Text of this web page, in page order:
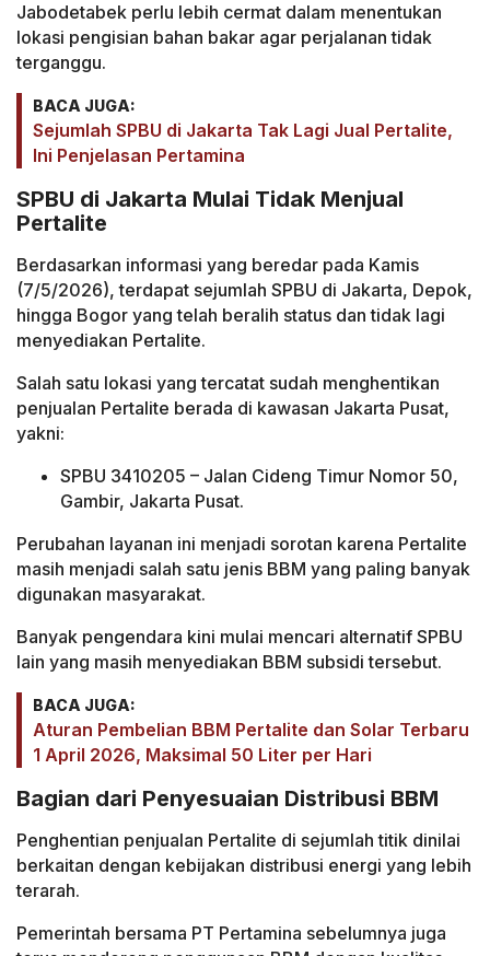
Jabodetabek perlu lebih cermat dalam menentukan
lokasi pengisian bahan bakar agar perjalanan tidak
terganggu.
BACA JUGA:
Sejumlah SPBU di Jakarta Tak Lagi Jual Pertalite,
Ini Penjelasan Pertamina
SPBU di Jakarta Mulai Tidak Menjual
Pertalite
Berdasarkan informasi yang beredar pada Kamis
(7/5/2026), terdapat sejumlah SPBU di Jakarta, Depok,
hingga Bogor yang telah beralih status dan tidak lagi
menyediakan Pertalite.
Salah satu lokasi yang tercatat sudah menghentikan
penjualan Pertalite berada di kawasan Jakarta Pusat,
yakni:
SPBU 3410205 – Jalan Cideng Timur Nomor 50,
Gambir, Jakarta Pusat.
Perubahan layanan ini menjadi sorotan karena Pertalite
masih menjadi salah satu jenis BBM yang paling banyak
digunakan masyarakat.
Banyak pengendara kini mulai mencari alternatif SPBU
lain yang masih menyediakan BBM subsidi tersebut.
BACA JUGA:
Aturan Pembelian BBM Pertalite dan Solar Terbaru
1 April 2026, Maksimal 50 Liter per Hari
Bagian dari Penyesuaian Distribusi BBM
Penghentian penjualan Pertalite di sejumlah titik dinilai
berkaitan dengan kebijakan distribusi energi yang lebih
terarah.
Pemerintah bersama PT Pertamina sebelumnya juga